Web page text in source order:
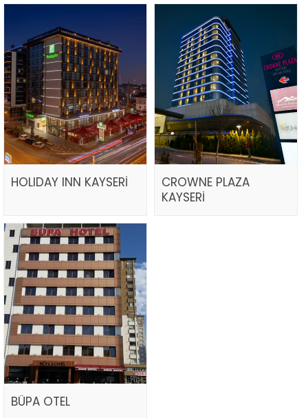
HOLIDAY INN KAYSERİ
CROWNE PLAZA
KAYSERİ
BÜPA OTEL